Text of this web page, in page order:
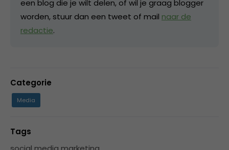
een blog die je wilt delen, of wil je graag blogger
worden, stuur dan een tweet of mail naar de
redactie.
Categorie
Media
Tags